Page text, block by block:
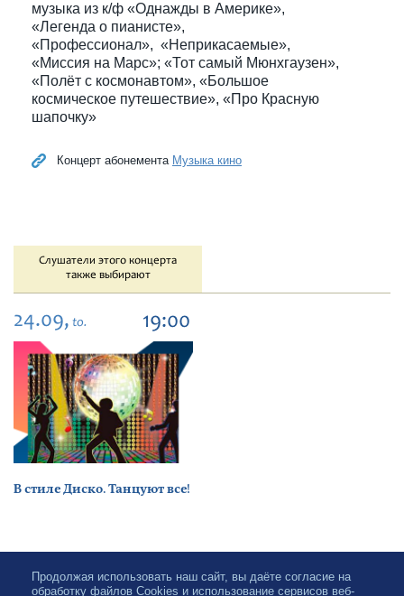
музыка из к/ф «Однажды в Америке»,
«Легенда о пианисте»,
«Профессионал», «Неприкасаемые»,
«Миссия на Марс»; «Тот самый Мюнхгаузен»,
«Полёт с космонавтом», «Большое
космическое путешествие», «Про Красную
шапочку»
Концерт абонемента Музыка кино
Слушатели этого концерта
также выбирают
24.09, to. 19:00
В стиле Диско. Танцуют все!
Продолжая использовать наш сайт, вы даёте согласие на
обработку файлов Cookies и использование сервисов веб-